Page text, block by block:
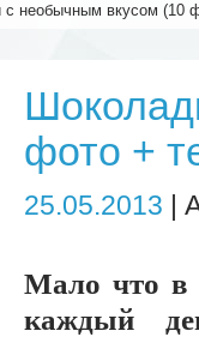
необычным вкусом (10
фото +
25.05.2013 |
Мало что в
каждый